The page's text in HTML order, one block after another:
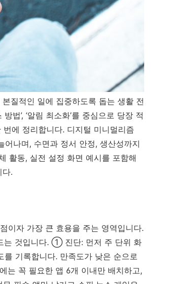
질적인 일에 집중하도록 돕는 생활 전
법’, ‘알림 최소화’를 중심으로 당장 적
에 정리합니다. 디지털 미니멀리즘
나며, 수면과 정서 안정, 생산성까지
활동, 실전 설정 화면 예시를 포함해
.
이자 가장 큰 효용을 주는 영역입니다.
는 것입니다. ① 진단: 먼저 주 단위 화
기록합니다. 만족도가 낮은 순으로
는 꼭 필요한 앱 6개 이내만 배치하고,